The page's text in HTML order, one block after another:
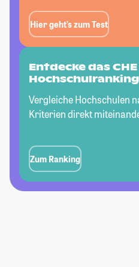
Hier geht’s zum Test
Entdecke das CHE
Hochschulranking
Vergleiche Hochschulen
Kriterien direkt
Zum Ranking